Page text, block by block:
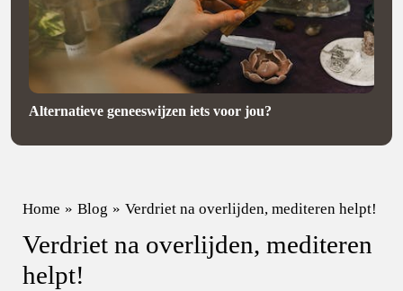
Alternatieve geneeswijzen iets voor jou?
Home » Blog » Verdriet na overlijden, mediteren helpt!
Verdriet na overlijden, mediteren
helpt!